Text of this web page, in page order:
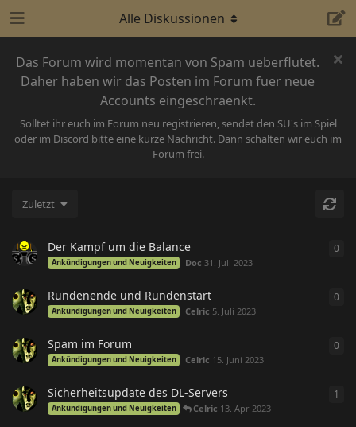
Das Forum wird momentan von Spam ueberflutet.
Daher haben wir das Posten im Forum fuer neue
Accounts eingeschraenkt.
Solltet ihr euch im Forum neu registrieren, sendet den SU's im Spiel
oder im Discord bitte eine kurze Nachricht. Dann schalten wir euch im
Forum frei.
Alle Diskussionen
Zuletzt
Der Kampf um die Balance
Ankündigungen und Neuigkeiten Doc 31. Juli 2023
0
Rundenende und Rundenstart
Ankündigungen und Neuigkeiten Celric 5. Juli 2023
0
Spam im Forum
Ankündigungen und Neuigkeiten Celric 15. Juni 2023
0
Sicherheitsupdate des DL-Servers
Ankündigungen und Neuigkeiten Celric 13. Apr 2023
1